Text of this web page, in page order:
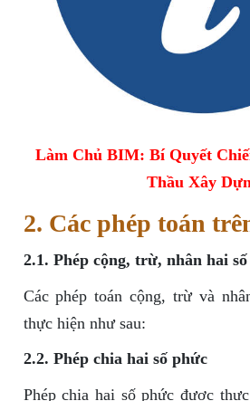
Làm Chủ BIM: Bí Quyết
Thầu Xây
2. Các phép toán
2.1. Phép cộng, trừ, nhân hai
Các phép toán cộng, trừ và
thực hiện như sau:
2.2. Phép chia hai số phức
Phép chia hai số phức được